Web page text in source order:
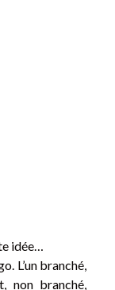
idée…
L’un branché,
non branché,